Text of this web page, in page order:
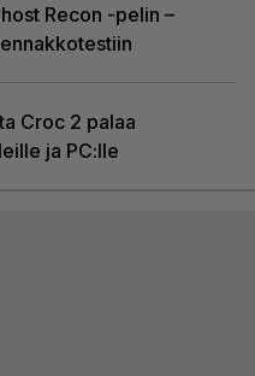
Recon -pelin –
Croc 2 palaa
ja PC:lle